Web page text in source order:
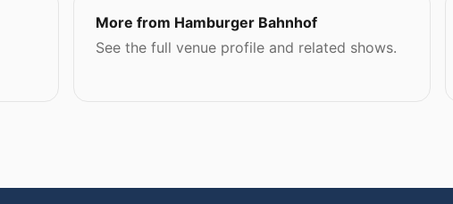
More from Hamburger Bahnhof
See the full venue profile and related shows.